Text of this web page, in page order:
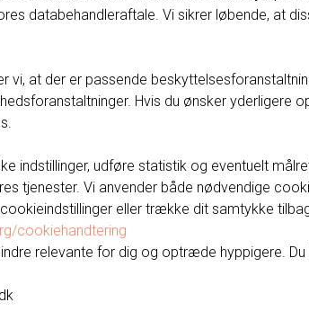
databehandleraftale. Vi sikrer løbende, at
vi, at der er passende
Hvis du ønsker yderligere
indstillinger, udføre statistik og eventuelt
tjenester. Vi anvender både nødvendige
eller trække dit samtykke
cookiehandtering
relevante for dig og optræde hyppigere.